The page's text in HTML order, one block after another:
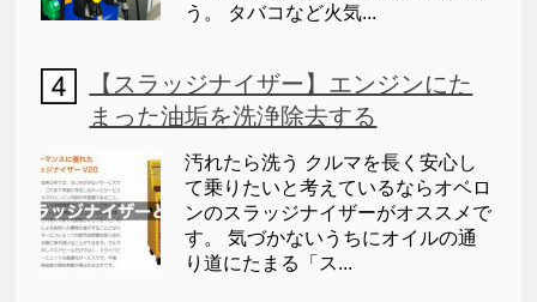
う。 タバコなど火気...
【スラッジナイザー】エンジンにた
まった油垢を洗浄除去する
汚れたら洗う クルマを長く安心し
て乗りたいと考えているならオベロ
ンのスラッジナイザーがオススメで
す。 気づかないうちにオイルの通
り道にたまる「ス...